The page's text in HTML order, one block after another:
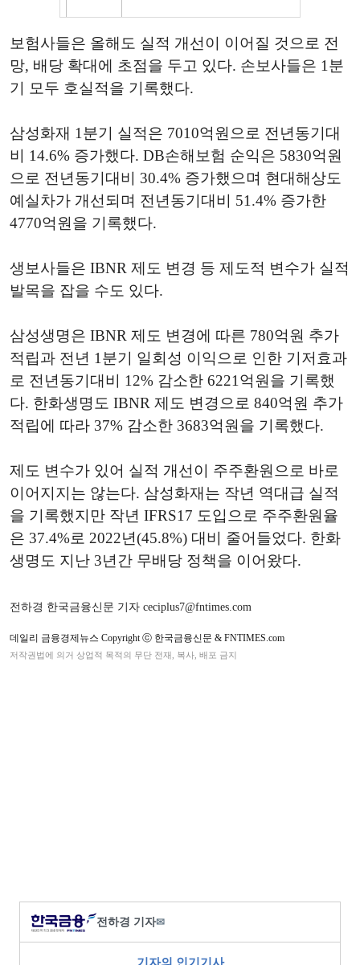
보험사들은 올해도 실적 개선이 이어질 것으로 전
망, 배당 확대에 초점을 두고 있다. 손보사들은 1분
기 모두 호실적을 기록했다.
삼성화재 1분기 실적은 7010억원으로 전년동기대
비 14.6% 증가했다. DB손해보험 순익은 5830억원
으로 전년동기대비 30.4% 증가했으며 현대해상도
예실차가 개선되며 전년동기대비 51.4% 증가한
4770억원을 기록했다.
생보사들은 IBNR 제도 변경 등 제도적 변수가 실적
발목을 잡을 수도 있다.
삼성생명은 IBNR 제도 변경에 따른 780억원 추가
적립과 전년 1분기 일회성 이익으로 인한 기저효과
로 전년동기대비 12% 감소한 6221억원을 기록했
다. 한화생명도 IBNR 제도 변경으로 840억원 추가
적립에 따라 37% 감소한 3683억원을 기록했다.
제도 변수가 있어 실적 개선이 주주환원으로 바로
이어지지는 않는다. 삼성화재는 작년 역대급 실적
을 기록했지만 작년 IFRS17 도입으로 주주환원율
은 37.4%로 2022년(45.8%) 대비 줄어들었다. 한화
생명도 지난 3년간 무배당 정책을 이어왔다.
전하경 한국금융신문 기자 ceciplus7@fntimes.com
데일리 금융경제뉴스 Copyright ⓒ 한국금융신문 & FNTIMES.com
저작권법에 의거 상업적 목적의 무단 전재, 복사, 배포 금지
전하경 기자✉